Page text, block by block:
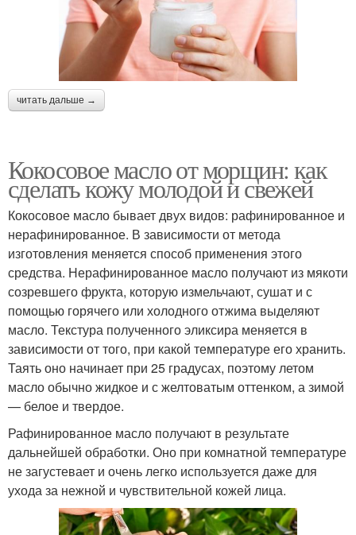
читать дальше →
Кокосовое масло от морщин: как
сделать кожу молодой и свежей
Кокосовое масло бывает двух видов: рафинированное и
нерафинированное. В зависимости от метода
изготовления меняется способ применения этого
средства. Нерафинированное масло получают из мякоти
созревшего фрукта, которую измельчают, сушат и с
помощью горячего или холодного отжима выделяют
масло. Текстура полученного эликсира меняется в
зависимости от того, при какой температуре его хранить.
Таять оно начинает при 25 градусах, поэтому летом
масло обычно жидкое и с желтоватым оттенком, а зимой
— белое и твердое.
Рафинированное масло получают в результате
дальнейшей обработки. Оно при комнатной температуре
не загустевает и очень легко используется даже для
ухода за нежной и чувствительной кожей лица.